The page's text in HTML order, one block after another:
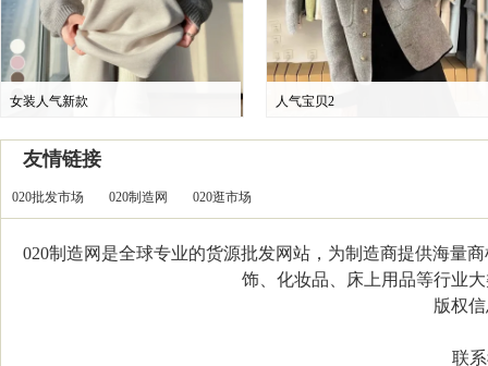
女装人气新款 人气宝贝2
友情链接
020批发市场 020制造网 020逛市场
020制造网是全球专业的货源批发网站，为制造商提供海量
饰、化妆品、床上用品等行业
版权信
联